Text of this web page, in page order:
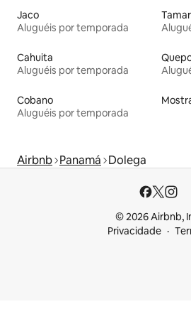
Jaco
Aluguéis por temporada
Cahuita
Aluguéis por temporada
Cobano
Aluguéis por temporada
Airbnb Panamá Dolega
© 2026 Airbnb,
Privacidade